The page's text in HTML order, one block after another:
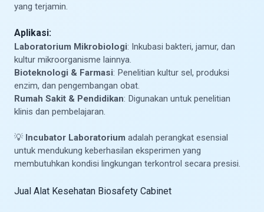
yang terjamin.
Aplikasi:
Laboratorium Mikrobiologi: Inkubasi bakteri, jamur, dan
kultur mikroorganisme lainnya.
Bioteknologi & Farmasi: Penelitian kultur sel, produksi
enzim, dan pengembangan obat.
Rumah Sakit & Pendidikan: Digunakan untuk penelitian
klinis dan pembelajaran.
💡 Incubator Laboratorium adalah perangkat esensial
untuk mendukung keberhasilan eksperimen yang
membutuhkan kondisi lingkungan terkontrol secara presisi.
Jual Alat Kesehatan Biosafety Cabinet